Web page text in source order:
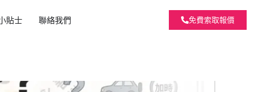
貼士 聯絡我們 免費索取報價